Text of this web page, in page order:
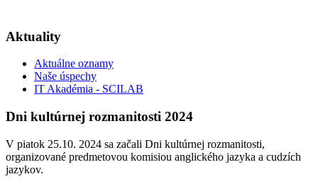
Aktuality
Aktuálne oznamy
Naše úspechy
IT Akadémia - SCILAB
Dni kultúrnej rozmanitosti 2024
V piatok 25.10. 2024 sa začali Dni kultúrnej rozmanitosti,
organizované predmetovou komisiou anglického jazyka a cudzích
jazykov.